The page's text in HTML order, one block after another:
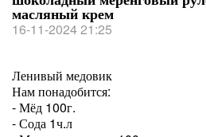
масляный крем
16-11-2024 21:25
Ленивый медовик
Нам понадобится:
- Мёд 100г.
- Сода 1ч.л